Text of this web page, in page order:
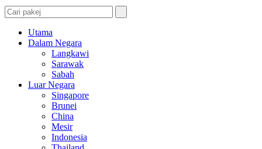
Utama
Dalam Negara
Langkawi
Sarawak
Sabah
Luar Negara
Singapore
Brunei
China
Mesir
Indonesia